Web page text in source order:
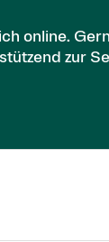
online.
zur